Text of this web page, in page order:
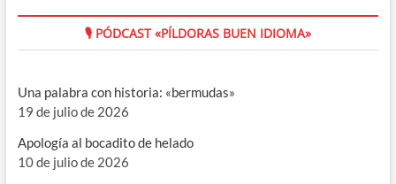
🎙 PÓDCAST «PÍLDORAS BUEN IDIOMA»
Una palabra con historia: «bermudas»
19 de julio de 2026
Apología al bocadito de helado
10 de julio de 2026